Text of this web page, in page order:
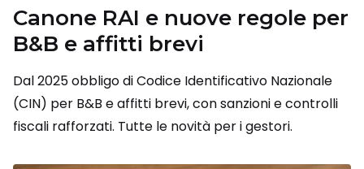
Canone RAI e nuove regole per
B&B e affitti brevi
Dal 2025 obbligo di Codice Identificativo Nazionale
(CIN) per B&B e affitti brevi, con sanzioni e controlli
fiscali rafforzati. Tutte le novità per i gestori.